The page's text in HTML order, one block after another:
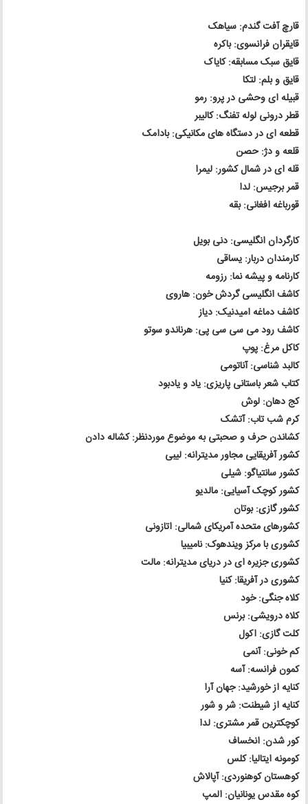
قارچ آفت گندم: سیاهک
قایقران فرانسوی: باکره
قایق سبک مسابقه: کایاک
قایق و بلم: لتکا
قبیله ای وحشی در پرو: رمو
قطر درونی لوله تفنگ: کالیبر
قطعه ای در دستگاه های مکانیکی: بادامک
قلعه و دژ: حصن
قله ای در شمال کشور: لیمرا
قمر برجیس: لدا
قورباغه افغانی: بقه
کارگردان انگلیسی: دنی بویل
کارمندان دربار: یساقی
کارنامه و پیشه نما: رزومه
کاشف انگلیسی گردش خون: هاروی
کاشف دماغه امیدنیک: دیاز
کاشف رود می سی سی پی: هرناندو سوتو
کاکل مرغ: پوپ
کالبد شناسی: آناتومی
کتاب شعر باستانی پاریزی: یاد و یادبود
کج دهان: لوش
کرم شب تاب: آتشک
کشاندن حرف و صحبتی به موضوع موردنظر: کشاله دادن
کشور آفریقایی مجاور مدیترانه: لیبی
کشور سانتیاگو: شیلی
کشور کوچک آسیایی: مالدیو
کشور گازی: بوتان
کشورهای متحده آمریکای شمالی: اتازونی
کشوری با مرکز ویندهوک: نامیبیا
کشوری جزیره ای در دریای مدیترانه: مالت
کشوری در آفریقا: کنیا
کلاه جنگی: خود
کلاه درویشی: برنس
کلت گازی: اکول
کم خونی: آنمی
کمون فرانسه: آسه
کنایه از خورشید: جهان آرا
کنایه از شیطنت: شر و شور
کوچکترین قمر مشتری: لدا
کور شدن: انخساف
کومونه ایتالیا: کلس
کوهستان کوهنوردی: آپالاش
کوه مقدس یونانیان: المپ